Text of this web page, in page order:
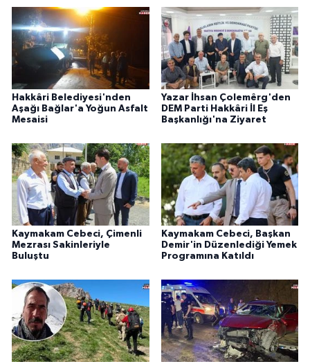
Hakkâri Belediyesi'nden
Aşağı Bağlar'a Yoğun Asfalt
Mesaisi
Yazar İhsan Çolemêrg'den
DEM Parti Hakkâri İl Eş
Başkanlığı'na Ziyaret
Kaymakam Cebeci, Çimenli
Mezrası Sakinleriyle
Buluştu
Kaymakam Cebeci, Başkan
Demir'in Düzenlediği Yemek
Programına Katıldı